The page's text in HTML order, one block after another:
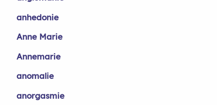
anhedonie
Anne Marie
Annemarie
anomalie
anorgasmie